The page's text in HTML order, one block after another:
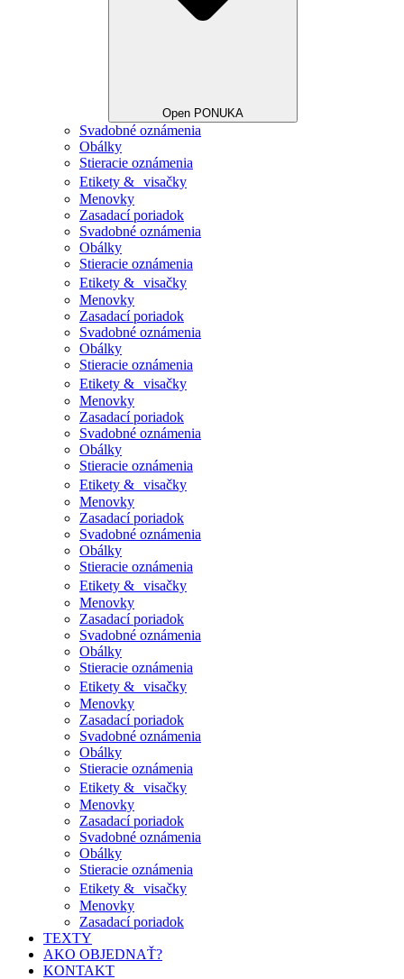
Open PONUKA
Svadobné oznámenia
Obálky
Stieracie oznámenia
Etikety & visačky
Menovky
Zasadací poriadok
Svadobné oznámenia
Obálky
Stieracie oznámenia
Etikety & visačky
Menovky
Zasadací poriadok
Svadobné oznámenia
Obálky
Stieracie oznámenia
Etikety & visačky
Menovky
Zasadací poriadok
Svadobné oznámenia
Obálky
Stieracie oznámenia
Etikety & visačky
Menovky
Zasadací poriadok
Svadobné oznámenia
Obálky
Stieracie oznámenia
Etikety & visačky
Menovky
Zasadací poriadok
Svadobné oznámenia
Obálky
Stieracie oznámenia
Etikety & visačky
Menovky
Zasadací poriadok
Svadobné oznámenia
Obálky
Stieracie oznámenia
Etikety & visačky
Menovky
Zasadací poriadok
Svadobné oznámenia
Obálky
Stieracie oznámenia
Etikety & visačky
Menovky
Zasadací poriadok
TEXTY
AKO OBJEDNAŤ?
KONTAKT